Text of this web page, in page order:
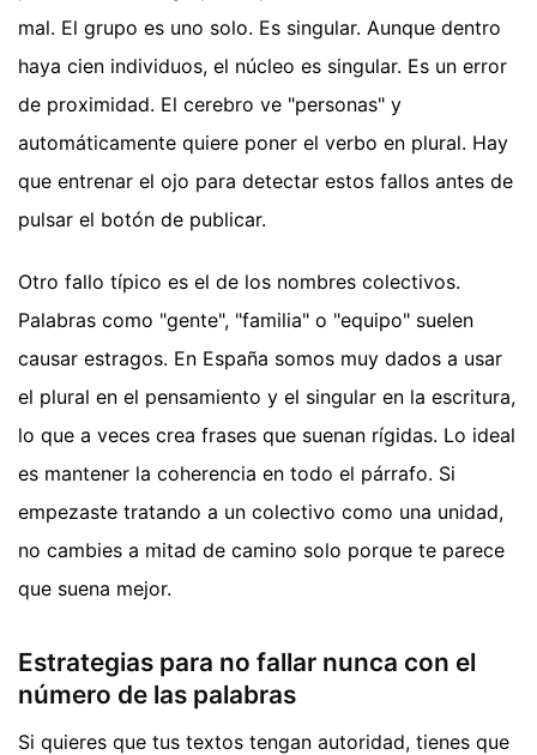
mal. El grupo es uno solo. Es singular. Aunque dentro
haya cien individuos, el núcleo es singular. Es un error
de proximidad. El cerebro ve "personas" y
automáticamente quiere poner el verbo en plural. Hay
que entrenar el ojo para detectar estos fallos antes de
pulsar el botón de publicar.
Otro fallo típico es el de los nombres colectivos.
Palabras como "gente", "familia" o "equipo" suelen
causar estragos. En España somos muy dados a usar
el plural en el pensamiento y el singular en la escritura,
lo que a veces crea frases que suenan rígidas. Lo ideal
es mantener la coherencia en todo el párrafo. Si
empezaste tratando a un colectivo como una unidad,
no cambies a mitad de camino solo porque te parece
que suena mejor.
Estrategias para no fallar nunca con el
número de las palabras
Si quieres que tus textos tengan autoridad, tienes que